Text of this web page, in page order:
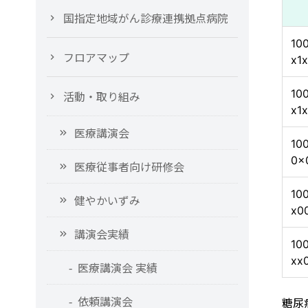
糖尿
国指定地域がん診療連携拠点病院
フロアマップ
活動・取り組み
医療講演会
医療従事者向け研修会
健やかいずみ
講演会実績
医療講演会 実績
依頼講演会